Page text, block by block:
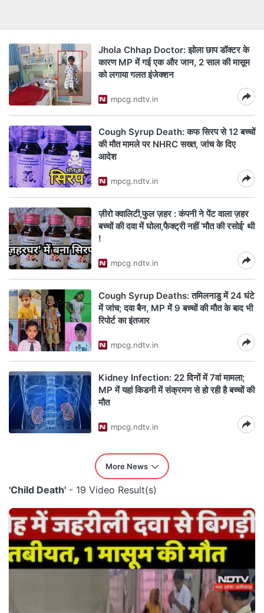
Jhola Chhap Doctor: झोला छाप डॉक्टर के
कारण MP में गई एक और जान, 2 साल की मासूम
को लगाया गलत इंजेक्शन
mpcg.ndtv.in
Cough Syrup Death: कफ सिरप से 12 बच्चों
की मौत मामले पर NHRC सख्त, जांच के दिए
आदेश
mpcg.ndtv.in
ज़ीरो क्वालिटी,फुल ज़हर : कंपनी ने पेंट वाला ज़हर
बच्चों की दवा में घोला,फैक्ट्री नहीं 'मौत की रसोई' थी
!
mpcg.ndtv.in
Cough Syrup Deaths: तमिलनाडु में 24 घंटे
में जांच; दवा बैन, MP में 9 बच्चों की मौत के बाद भी
रिपोर्ट का इंतजार
mpcg.ndtv.in
Kidney Infection: 22 दिनों में 7वां मामला;
MP में यहां किडनी में संक्रमण से हो रही है बच्चों की
मौत
mpcg.ndtv.in
More News
'Child Death' - 19 Video Result(s)